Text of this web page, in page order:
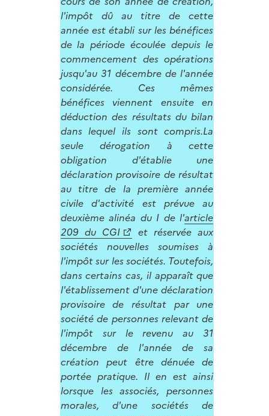
l'impôt dû au titre de cette
année est établi sur les bénéfices
de la période écoulée depuis le
commencement des opérations
jusqu'au 31 décembre de l'année
considérée. Ces mêmes
bénéfices viennent ensuite en
déduction des résultats du bilan
dans lequel ils sont compris.La
seule dérogation à cette
obligation d'établie une
déclaration provisoire de résultat
au titre de la première année
civile d'activité est prévue au
deuxième alinéa du I de l'article
209 du CGI
et réservée aux
sociétés nouvelles soumises à
l'impôt sur les sociétés. Toutefois,
dans certains cas, il apparaît que
l'établissement d'une déclaration
provisoire de résultat par une
société de personnes relevant de
l'impôt sur le revenu au 31
décembre de l'année de sa
création peut être dénuée de
portée pratique. Il en est ainsi
lorsque les associés, personnes
morales, d'une sociétés de